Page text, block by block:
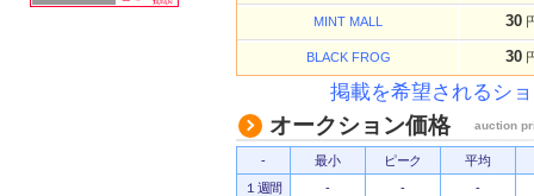
MINT MALL 30
BLACK FROG 30
掲載を希望されるシ
オークション価格 auction
- 最小 ピーク
平均
１週間
- -
-